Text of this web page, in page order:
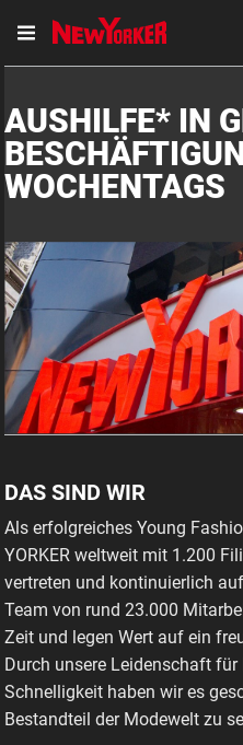
AUSHILFE* IN
WOCHENTAGS
DAS SIND WIR
Als erfolgreiches Young
YORKER weltweit mit 1.200
vertreten und kontinuierlich
Team von rund 23.000
Zeit und legen Wert auf ein
Durch unsere Leidenschaft
Schnelligkeit haben wir es
Bestandteil der Modewelt zu